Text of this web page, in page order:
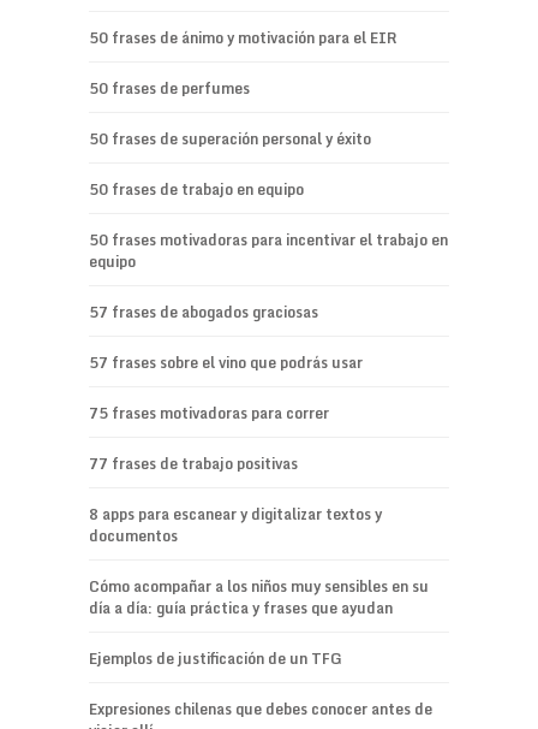
50 frases de ánimo y motivación para el EIR
50 frases de perfumes
50 frases de superación personal y éxito
50 frases de trabajo en equipo
50 frases motivadoras para incentivar el trabajo en
equipo
57 frases de abogados graciosas
57 frases sobre el vino que podrás usar
75 frases motivadoras para correr
77 frases de trabajo positivas
8 apps para escanear y digitalizar textos y
documentos
Cómo acompañar a los niños muy sensibles en su
día a día: guía práctica y frases que ayudan
Ejemplos de justificación de un TFG
Expresiones chilenas que debes conocer antes de